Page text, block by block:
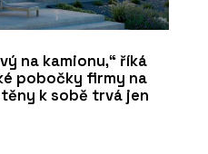
na kamionu,“ říká
pobočky firmy na
k sobě trvá jen